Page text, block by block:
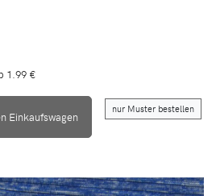
1.99 €
Einkaufswagen
nur Muster bestellen